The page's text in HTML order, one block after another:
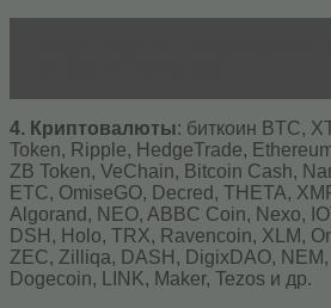
4. Криптовалюты: биткоин BTC,
Token, Ripple, HedgeTrade,
ZB Token, VeChain, Bitcoin Cash,
ETC, OmiseGO, Decred, THETA,
Algorand, NEO, ABBC Coin, Nexo,
DSH, Holo, TRX, Ravencoin, XLM,
ZEC, Zilliqa, DASH, DigixDAO, NEM,
Dogecoin, LINK, Maker, Tezos и др.